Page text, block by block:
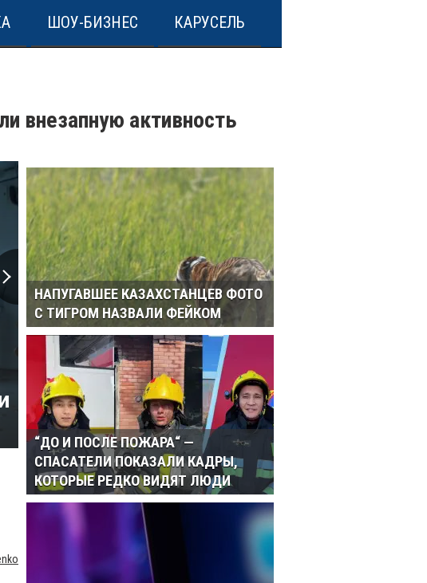
ШОУ-БИЗНЕС КАРУСЕЛЬ
внезапную активность
НАПУГАВШЕЕ КАЗАХСТАНЦЕВ ФОТО
С ТИГРОМ НАЗВАЛИ ФЕЙКОМ
“ДО И ПОСЛЕ ПОЖАРА“ —
СПАСАТЕЛИ ПОКАЗАЛИ КАДРЫ,
КОТОРЫЕ РЕДКО ВИДЯТ ЛЮДИ